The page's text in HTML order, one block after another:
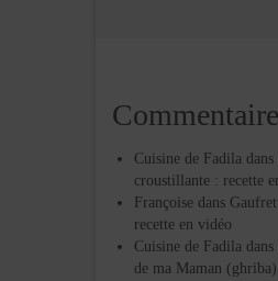
Cuisine de Fadila dans
croustillante : recette
Françoise dans
recette en vidéo
Cuisine de Fadila dans
de ma Maman (ghriba)